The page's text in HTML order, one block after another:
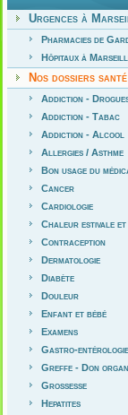
Urgences à
Pharmacies de
Hôpitaux à
Nos dossiers santé
Addiction -
Addiction - Tabac
Addiction - Alcool
Allergies / Asthme
Bon usage du
Cancer
Cardiologie
Chaleur estivale
Contraception
Dermatologie
Diabète
Douleur
Enfant et bébé
Examens
Gastro-entérologie
Greffe - Don
Grossesse
Hepatites